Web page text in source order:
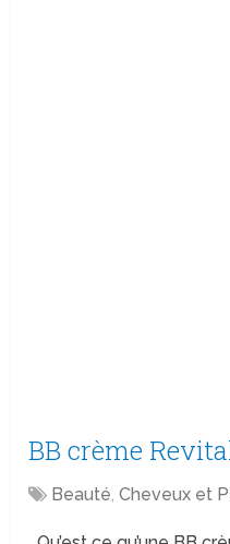
BB crème
Beauté,Cheveux et